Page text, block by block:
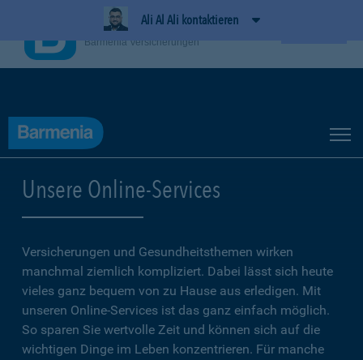
Ali Al Ali kontaktieren
Unsere Online-Services
Versicherungen und Gesundheitsthemen wirken
manchmal ziemlich kompliziert. Dabei lässt sich heute
vieles ganz bequem von zu Hause aus erledigen. Mit
unseren Online-Services ist das ganz einfach möglich.
So sparen Sie wertvolle Zeit und können sich auf die
wichtigen Dinge im Leben konzentrieren. Für manche
BarmeniaApp
Barmenia Versicherungen